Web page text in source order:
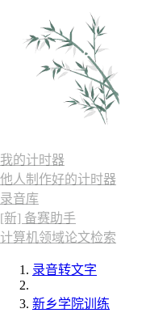
我的计时器
他人制作好的计时器
录音库
[新] 备赛助手
计算机领域论文检索
录音转文字
新乡学院训练